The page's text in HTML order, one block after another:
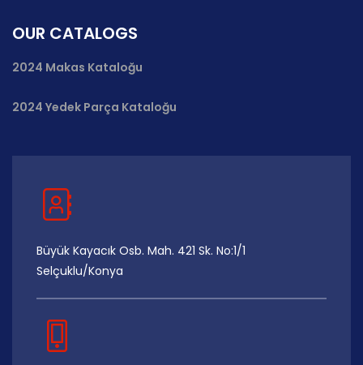
OUR CATALOGS
2024 Makas Kataloğu
2024 Yedek Parça Kataloğu
Büyük Kayacık Osb. Mah. 421 Sk. No:1/1
Selçuklu/Konya